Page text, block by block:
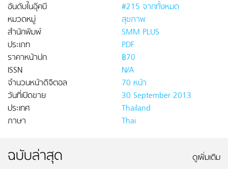
อันดับในอุ๊คบี
#215 จากทั้งหมด
หมวดหมู่
สุขภาพ
สำนักพิมพ์
SMM PLUS
ประเภท
PDF
ราคาหน้าปก
฿70
ISSN
N/A
จำนวนหน้าดิจิตอล
70 หน้า
วันที่เปิดขาย
30 September 2013
ประเทศ
Thailand
ภาษา
Thai
ฉบับล่าสุด ดูเพิ่มเติม